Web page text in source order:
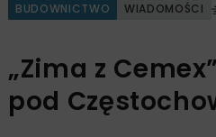
BUDOWNICTWO WIADOMOŚCI
„Zima z Cemex”
pod